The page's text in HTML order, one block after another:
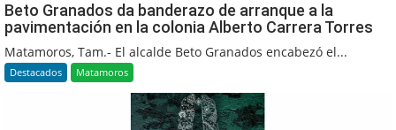
Beto Granados da banderazo de arranque a la
pavimentación en la colonia Alberto Carrera Torres
Matamoros, Tam.- El alcalde Beto Granados encabezó el...
Destacados Matamoros